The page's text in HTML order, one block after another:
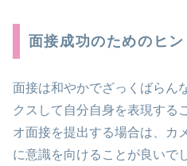
面接成功のためのヒ
面接は和やかでざっくばらん
クスして自分自身を表現する
オ面接を提出する場合は、カ
に意識を向けることが良いで